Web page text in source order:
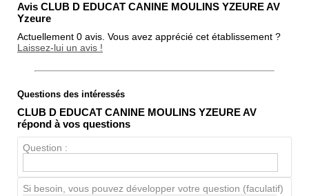
Avis CLUB D EDUCAT CANINE MOULINS YZEURE AV
Yzeure
Actuellement 0 avis. Vous avez apprécié cet établissement ?
Laissez-lui un avis !
Note globale
Propreté
Chien / chat
Questions des intéressés
CLUB D EDUCAT CANINE MOULINS YZEURE AV
répond à vos questions
Question :
Si besoin, vous pouvez développer votre question (faculatif)